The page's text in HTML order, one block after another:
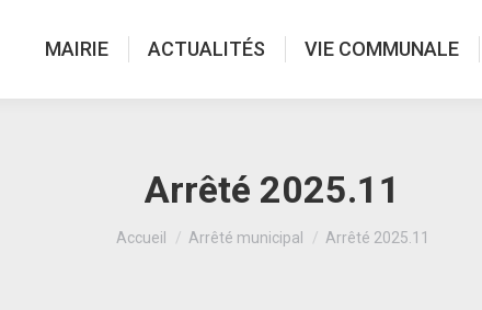
MAIRIE ACTUALITÉS VIE COMMUNALE
Arrêté 2025.11
Vous êtes ici :
Accueil Arrêté municipal Arrêté 2025.11